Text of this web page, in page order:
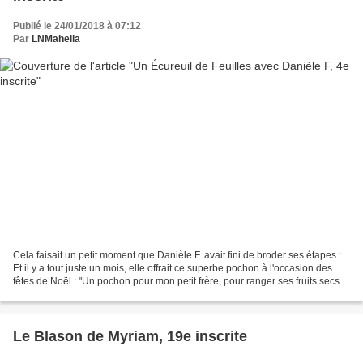
Publié le 24/01/2018 à 07:12
Par LNMahelia
Cela faisait un petit moment que Danièle F. avait fini de broder ses étapes :
Et il y a tout juste un mois, elle offrait ce superbe pochon à l'occasion des
fêtes de Noël : "Un pochon pour mon petit frère, pour ranger ses fruits secs :
Le Blason de Myriam, 19e inscrite